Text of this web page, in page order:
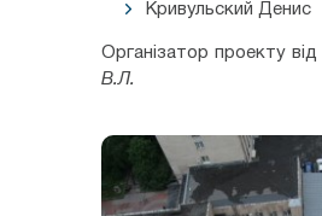
Кривульский Денис
Організатор проекту
В.Л.